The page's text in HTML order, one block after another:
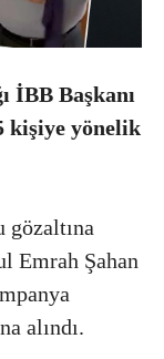
İBB Başkanı
kişiye yönelik
gözaltına
Emrah Şahan
alındı.